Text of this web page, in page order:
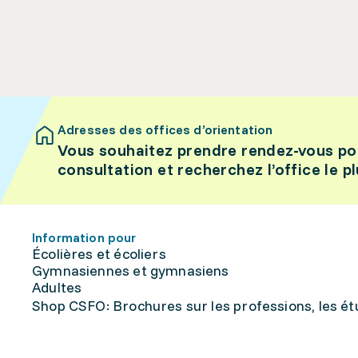
Adresses des offices d’orientation
Vous souhaitez prendre rendez-vous
consultation et recherchez l’office le
Information pour
Écolières et écoliers
Gymnasiennes et gymnasiens
Adultes
Shop CSFO: Brochures sur les professions, les